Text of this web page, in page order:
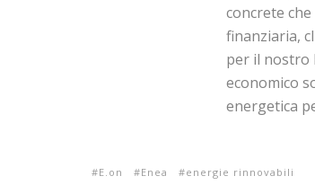
concrete
finanziaria,
per il nostro
economico
energetica
E.on Enea energie rinnovabili